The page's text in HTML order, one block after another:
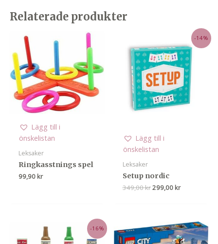
Relaterade produkter
Lägg till i
önskelistan
Leksaker
Ringkasstnings spel
99,90 kr
-14%
Lägg till i
önskelistan
Leksaker
Setup nordic
349,00krDet
299,00 krDet
299,00 kr.
-16%